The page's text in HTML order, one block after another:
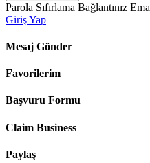
Parola Sıfırlama Bağlantınız
Giriş Yap
Mesaj Gönder
Favorilerim
Başvuru Formu
Claim Business
Paylaş